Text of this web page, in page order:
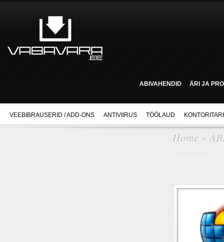
ABIVAHENDID ÄRI JA
VEEBIBRAUSERID / ADD-ONS ANTIVIIRUS TÖÖLAUD
Home »